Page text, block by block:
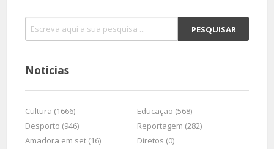
Noticias
Cultura (1666)
Educação (568)
Desporto (946)
Reportagem (282)
Amadora em set (16)
Diretos (0)